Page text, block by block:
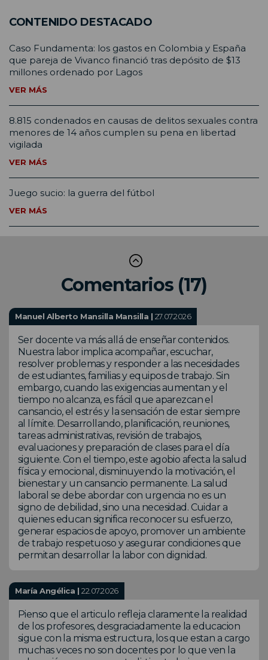
CONTENIDO DESTACADO
Caso Fundamenta: los gastos en Colombia y España
que pareja de Vivanco financió tras depósito de $13
millones ordenado por Lagos
VER MÁS
8.815 condenados en causas de delitos sexuales contra
menores de 14 años cumplen su pena en libertad
vigilada
VER MÁS
Juego sucio: la guerra del fútbol
VER MÁS
Comentarios (17)
Manuel Alberto Mansilla Mansilla | 27.07.2026
Ser docente va más allá de enseñar contenidos.
Nuestra labor implica acompañar, escuchar,
resolver problemas y responder a las necesidades
de estudiantes, familias y equipos de trabajo. Sin
embargo, cuando las exigencias aumentan y el
tiempo no alcanza, es fácil que aparezcan el
cansancio, el estrés y la sensación de estar siempre
al límite. Desarrollando, planificación, reuniones,
tareas administrativas, revisión de trabajos,
evaluaciones y preparación de clases para el día
siguiente. Con el tiempo, este agobio afecta la salud
física y emocional, disminuyendo la motivación, el
bienestar y un cansancio permanente. La salud
laboral se debe abordar con urgencia no es un
signo de debilidad, sino una necesidad. Cuidar a
quienes educan significa reconocer su esfuerzo,
generar espacios de apoyo, promover un ambiente
de trabajo respetuoso y asegurar condiciones que
permitan desarrollar la labor con dignidad.
María Angélica |22.07.2026
Pienso que el articulo refleja claramente la realidad
de los profesores, desgraciadamente la educacion
sigue con la misma estructura, los que estan a cargo
muchas veces no son docentes por lo que ven la